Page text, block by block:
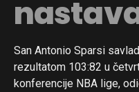
San Antonio Sparsi
rezultatom 103:82 u
konferencije NBA lige,